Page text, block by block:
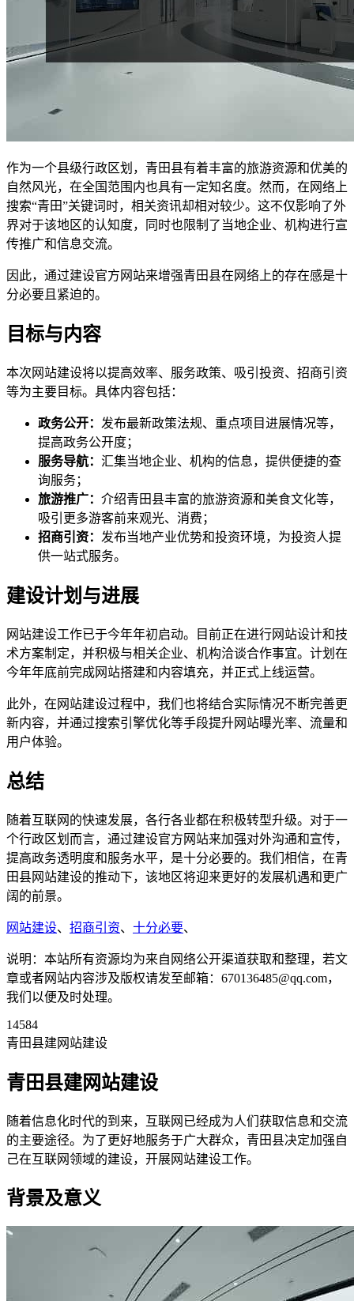
作为一个县级行政区划，青田县有着丰富的旅游资源和优美的
自然风光，在全国范围内也具有一定知名度。然而，在网络上
搜索“青田”关键词时，相关资讯却相对较少。这不仅影响了外
界对于该地区的认知度，同时也限制了当地企业、机构进行宣
传推广和信息交流。
因此，通过建设官方网站来增强青田县在网络上的存在感是十
分必要且紧迫的。
目标与内容
本次网站建设将以提高效率、服务政策、吸引投资、招商引资
等为主要目标。具体内容包括：
政务公开： 发布最新政策法规、重点项目进展情况等，
提高政务公开度；
服务导航： 汇集当地企业、机构的信息，提供便捷的查
询服务；
旅游推广： 介绍青田县丰富的旅游资源和美食文化等，
吸引更多游客前来观光、消费；
招商引资： 发布当地产业优势和投资环境，为投资人提
供一站式服务。
建设计划与进展
网站建设工作已于今年年初启动。目前正在进行网站设计和技
术方案制定，并积极与相关企业、机构洽谈合作事宜。计划在
今年年底前完成网站搭建和内容填充，并正式上线运营。
此外，在网站建设过程中，我们也将结合实际情况不断完善更
新内容，并通过搜索引擎优化等手段提升网站曝光率、流量和
用户体验。
总结
随着互联网的快速发展，各行各业都在积极转型升级。对于一
个行政区划而言，通过建设官方网站来加强对外沟通和宣传，
提高政务透明度和服务水平，是十分必要的。我们相信，在青
田县网站建设的推动下，该地区将迎来更好的发展机遇和更广
阔的前景。
网站建设、 招商引资、 十分必要、
说明：本站所有资源均为来自网络公开渠道获取和整理，若文
章或者网站内容涉及版权请发至邮箱：670136485@qq.com，
我们以便及时处理。
14584
青田县建网站建设
青田县建网站建设
随着信息化时代的到来，互联网已经成为人们获取信息和交流
的主要途径。为了更好地服务于广大群众，青田县决定加强自
己在互联网领域的建设，开展网站建设工作。
背景及意义